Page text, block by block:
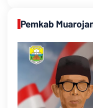
Pemkab